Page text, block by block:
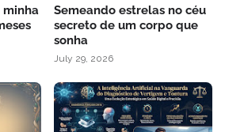
minha
Semeando estrelas no céu
secreto de um corpo que
sonha
July 29, 2026